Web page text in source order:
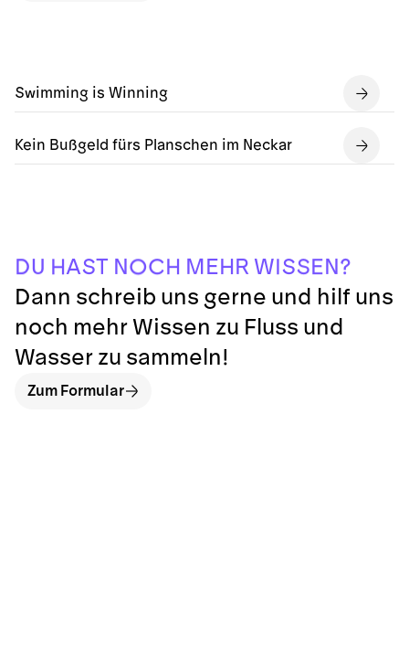
Swimming is Winning
Kein Bußgeld fürs Planschen im Neckar
DU HAST NOCH M EH R WISSEN?
Dann schreib uns gerne und hilf uns
noch mehr Wissen zu Fluss und
Wasser zu sammeln!
Zum Formular